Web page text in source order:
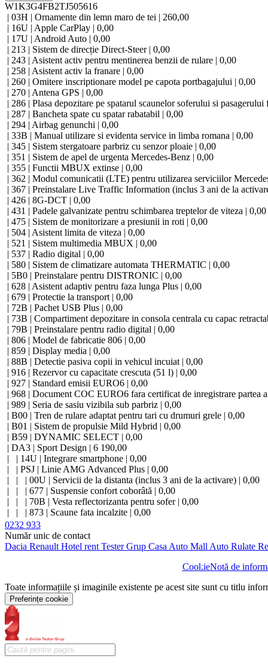
W1K3G4FB2TJ505616
| 03H | Ornamente din lemn maro de tei | 260,00
| 16U | Apple CarPlay | 0,00
| 17U | Android Auto | 0,00
| 213 | Sistem de direcție Direct-Steer | 0,00
| 243 | Asistent activ pentru mentinerea benzii de rulare | 0,00
| 258 | Asistent activ la franare | 0,00
| 260 | Omitere inscriptionare model pe capota portbagajului | 0,00
| 270 | Antena GPS | 0,00
| 286 | Plasa depozitare pe spatarul scaunelor soferului si pasagerului
| 287 | Bancheta spate cu spatar rabatabil | 0,00
| 294 | Airbag genunchi | 0,00
| 33B | Manual utilizare si evidenta service in limba romana | 0,00
| 345 | Sistem stergatoare parbriz cu senzor ploaie | 0,00
| 351 | Sistem de apel de urgenta Mercedes-Benz | 0,00
| 355 | Functii MBUX extinse | 0,00
| 362 | Modul comunicatii (LTE) pentru utilizarea serviciilor
| 367 | Preinstalare Live Traffic Information (inclus 3 ani de la
| 426 | 8G-DCT | 0,00
| 431 | Padele galvanizate pentru schimbarea treptelor de viteza | 0,00
| 475 | Sistem de monitorizare a presiunii in roti | 0,00
| 504 | Asistent limita de viteza | 0,00
| 521 | Sistem multimedia MBUX | 0,00
| 537 | Radio digital | 0,00
| 580 | Sistem de climatizare automata THERMATIC | 0,00
| 5B0 | Preinstalare pentru DISTRONIC | 0,00
| 628 | Asistent adaptiv pentru faza lunga Plus | 0,00
| 679 | Protectie la transport | 0,00
| 72B | Pachet USB Plus | 0,00
| 73B | Compartiment depozitare in consola centrala cu capac
| 79B | Preinstalare pentru radio digital | 0,00
| 806 | Model de fabricatie 806 | 0,00
| 859 | Display media | 0,00
| 88B | Detectie pasiva copii in vehicul incuiat | 0,00
| 916 | Rezervor cu capacitate crescuta (51 l) | 0,00
| 927 | Standard emisii EURO6 | 0,00
| 968 | Document COC EURO6 fara certificat de inregistrare partea
| 989 | Seria de sasiu vizibila sub parbriz | 0,00
| B00 | Tren de rulare adaptat pentru tari cu drumuri grele | 0,00
| B01 | Sistem de propulsie Mild Hybrid | 0,00
| B59 | DYNAMIC SELECT | 0,00
| DA3 | Sport Design | 6 190,00
| | 14U | Integrare smartphone | 0,00
| | PSJ | Linie AMG Advanced Plus | 0,00
| | | 00U | Servicii de la distanta (inclus 3 ani de la activare) | 0,00
| | | 677 | Suspensie confort coborâtă | 0,00
| | | 70B | Vesta reflectorizanta pentru sofer | 0,00
| | | 873 | Scaune fata incalzite | 0,00
| | | 950 | Linie AMG | 0,00
| | | | 310 | Suport dublu pentru pahare | 0,00
| | | | 51U | Plafon imbracat in stofa neagra | 0,00
| | | | L5C | Volan sport multifunctional imbracat in piele Nappa |
| | | | RQS | Jante AMG din aliaj 45.7 cm (18"), design 5 spite
| | | | U26 | Covorase cu inscriptie AMG | 0,00
| | | | U28 | Sistem de franare Sport | 0,00
| | | B51 | Kit interventie pana TIREFIT | 0,00
| | | PBG | Preinstalare pentru navigatie si pachet conectivitate
| | | | 01U | Preinstalare servicii de navigatie (inclus 3 ani de la
0232 933
Număr unic de contact
Dacia Renault Hotel rent Tester Grup Casa Auto Mall Auto Rulate
CookieNotă de
Toate informațiile și imaginile existente pe acest site sunt cu titlu
Preferințe cookie